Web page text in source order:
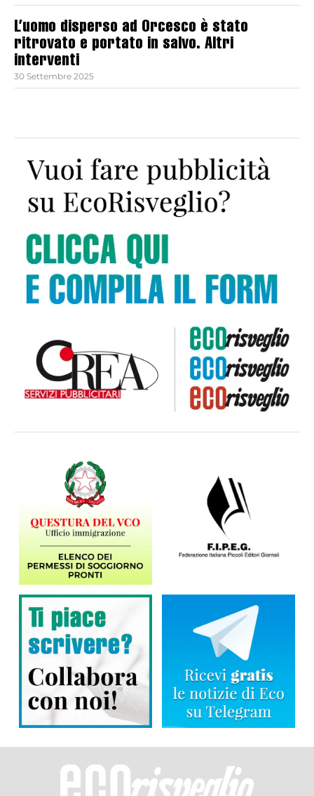
L’uomo disperso ad Orcesco è stato
ritrovato e portato in salvo. Altri
interventi
30 Settembre 2025